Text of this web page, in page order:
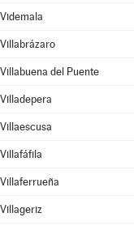
Videmala
Villabrázaro
Villabuena del Puente
Villadepera
Villaescusa
Villafáfila
Villaferrueña
Villageriz